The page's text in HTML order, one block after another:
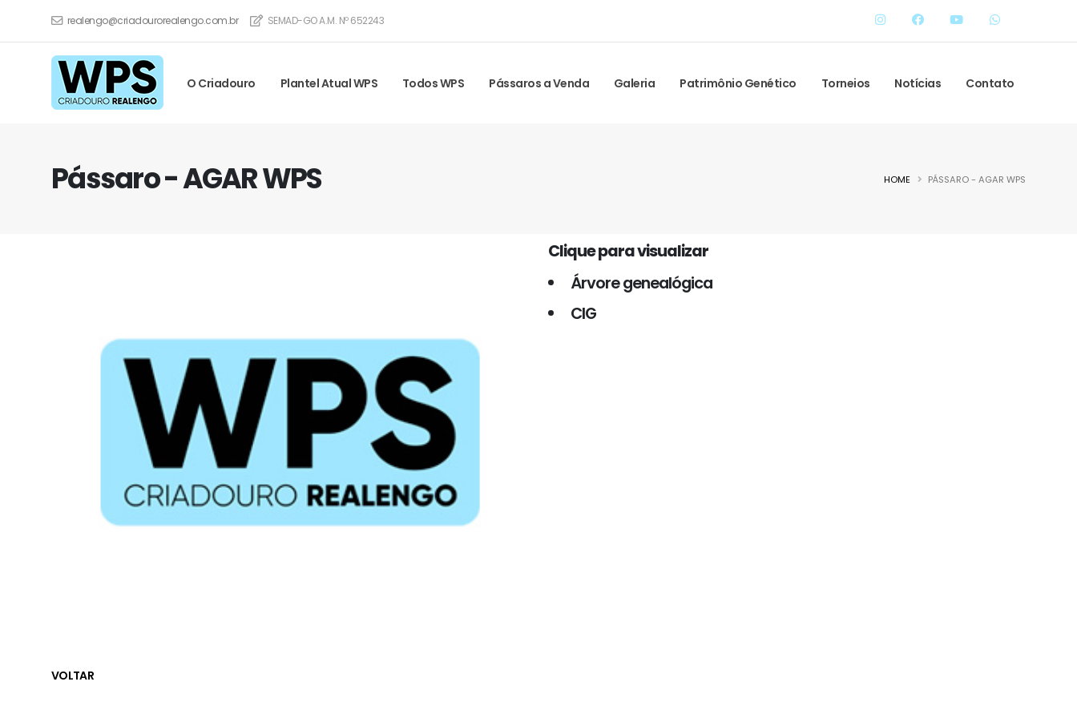
realengo@criadourorealengo.com.br SEMAD-GO A.M. Nº 652243
O Criadouro Plantel Atual WPS Todos WPS Pássaros a Venda Galeria Patrimônio Genético Torneios Notícias Contato
Pássaro - AGAR WPS HOME PÁSSARO - AGAR WPS
Clique para visualizar
Árvore genealógica
CIG
VOLTAR